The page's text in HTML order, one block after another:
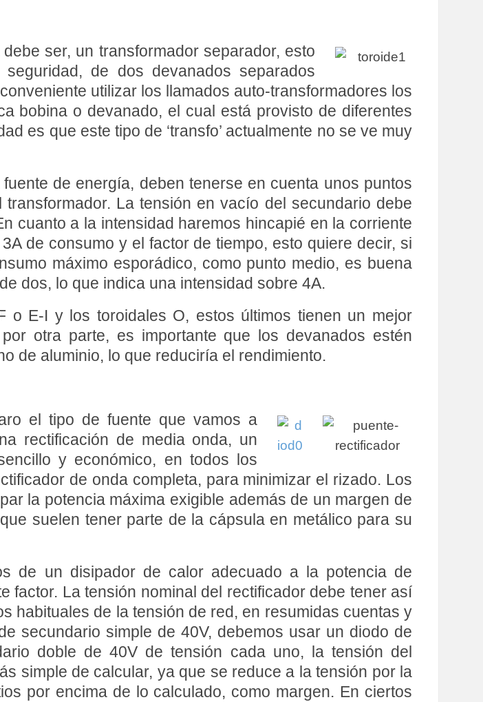
ser, un transformador separador, esto
de dos devanados separados
utilizar los llamados auto-transformadores los
bobina o devanado, el cual está provisto de diferentes
es que este tipo de ‘transfo’ actualmente no se ve muy
de energía, deben tenerse en cuenta unos puntos
La tensión en vacío del secundario debe
cuanto a la intensidad haremos hincapié en la corriente
de consumo y el factor de tiempo, esto quiere decir, si
máximo esporádico, como punto medio, es buena
dos, lo que indica una intensidad sobre 4A.
o E-I y los toroidales O, estos últimos tienen un mejor
otra parte, es importante que los devanados estén
de aluminio, lo que reduciría el rendimiento.
el tipo de fuente quevamos a
rectificación de media onda, un
y económico, en todos los
de onda completa, para minimizar el rizado. Los
la potencia máxima exigible además de un margen de
suelen tener parte de la cápsula en metálico para su
de un disipador de calor adecuado a la potencia de
factor. La tensión nominal del rectificador debe tener así
habituales de la tensión de red, en resumidas cuentas y
secundario simple de 40V, debemos usar un diodo de
doble de 40V de tensión cada uno, la tensión del
simple de calcular, ya que se reduce a la tensión por la
por encima de lo calculado, como margen. En ciertos